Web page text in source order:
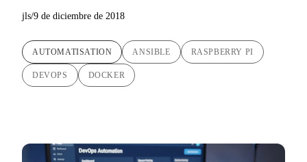
jls/9 de diciembre de 2018
AUTOMATISATION ANSIBLE RASPBERRY PI
DEVOPS DOCKER